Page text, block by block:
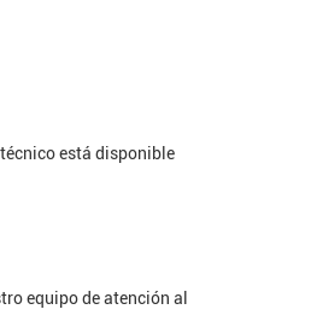
está disponible
equipo de atención al